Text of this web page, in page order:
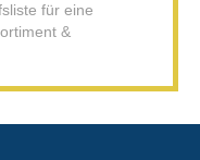
für eine
&